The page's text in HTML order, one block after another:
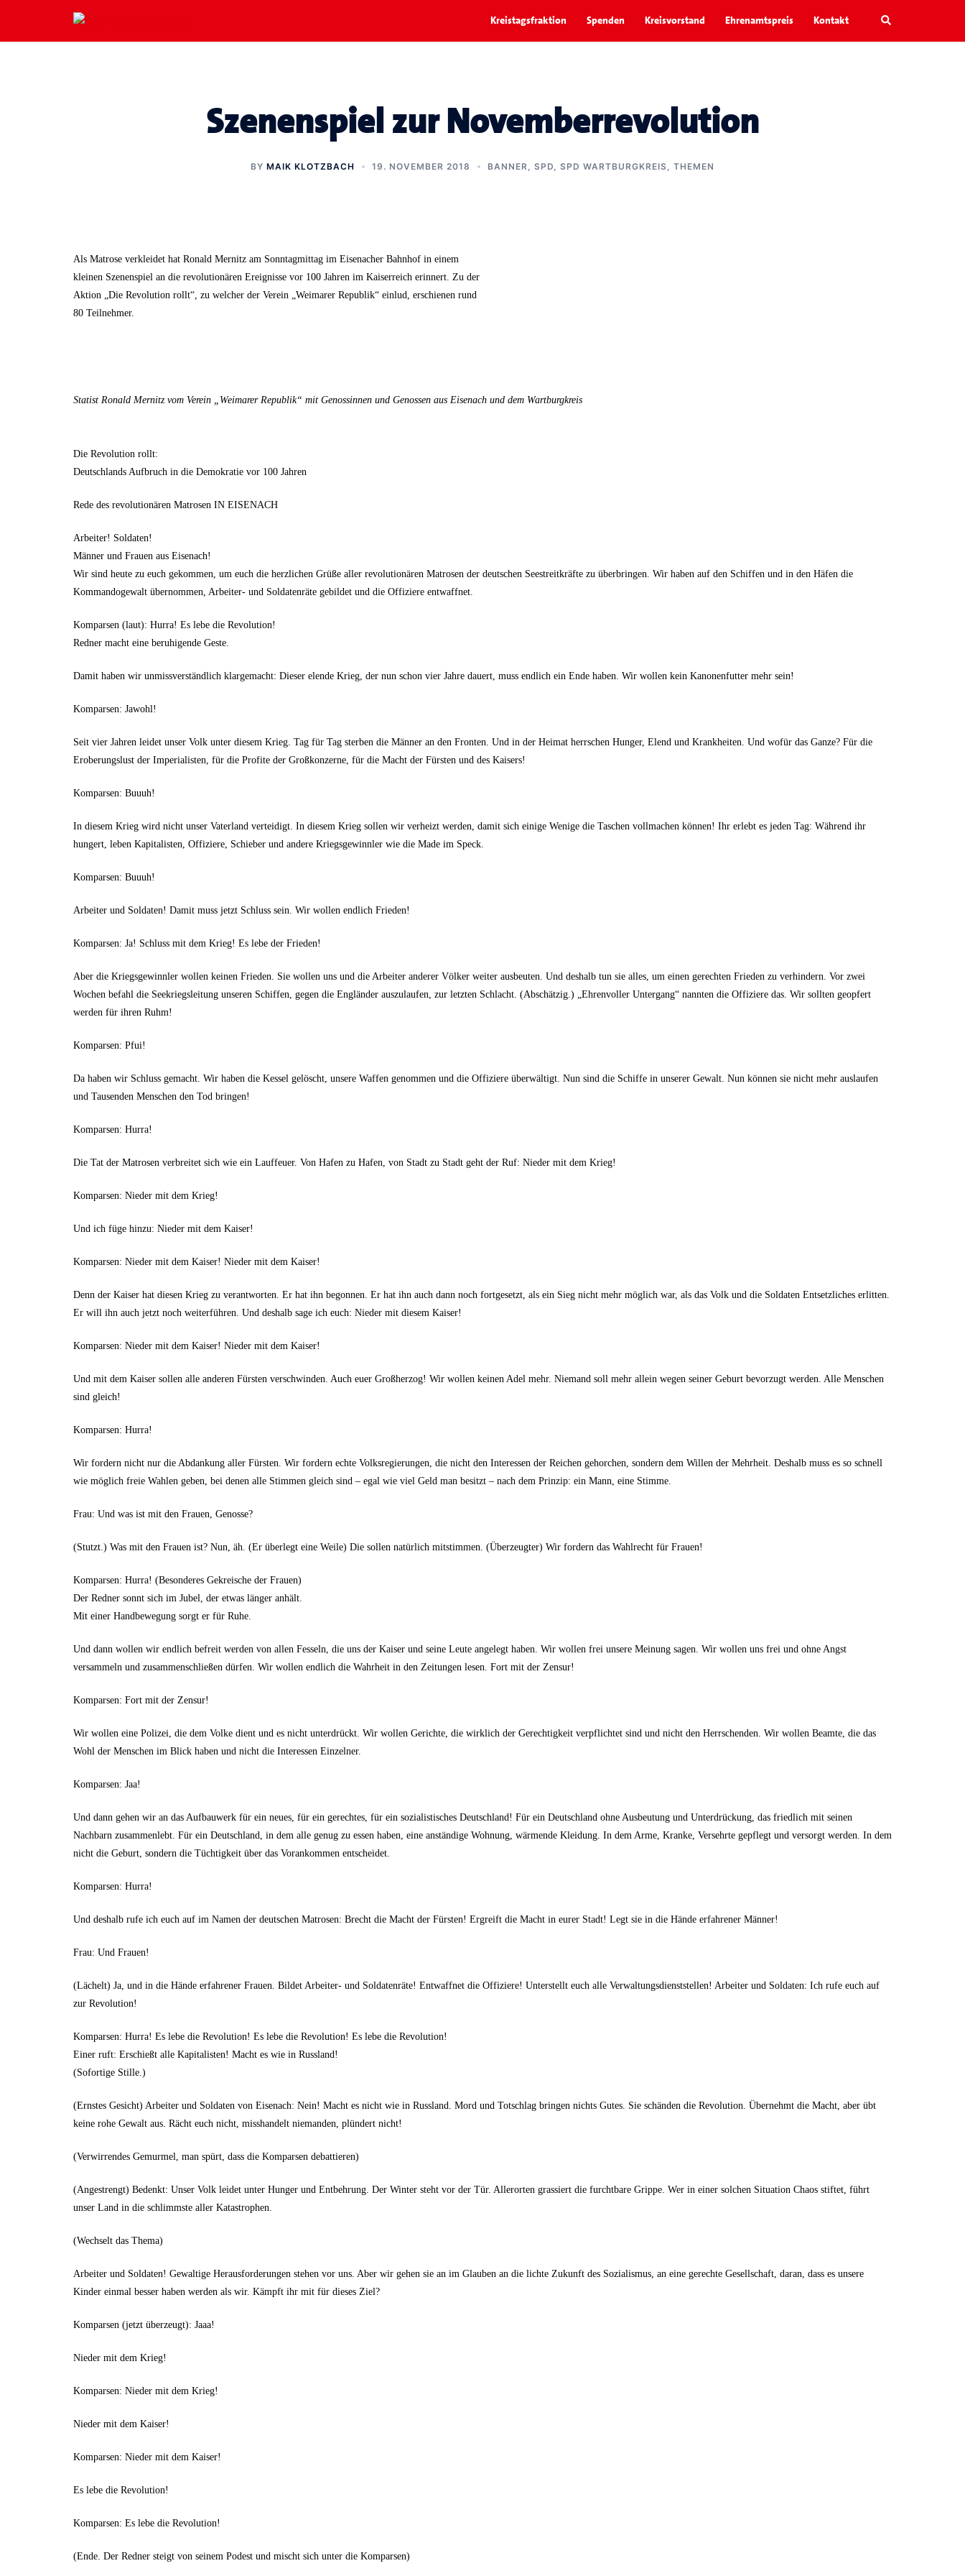
springen
Kreistagsfraktion Spenden Kreisvorstand Ehrenamtspreis Kontakt Search
Szenenspiel zur Novemberrevolution
BY MAIK KLOTZBACH 19. NOVEMBER 2018 BANNER SPD SPD WARTBURGKREIS THEMEN
Als Matrose verkleidet hat Ronald Mernitz am Sonntagmittag im Eisenacher Bahnhof in einem
kleinen Szenenspiel an die revolutionären Ereignisse vor 100 Jahren im Kaiserreich erinnert. Zu der
Aktion „Die Revolution rollt“, zu welcher der Verein „Weimarer Republik“ einlud, erschienen rund
80 Teilnehmer.
Statist Ronald Mernitz vom Verein „Weimarer Republik“ mit Genossinnen und Genossen aus Eisenach und dem Wartburgkreis
Die Revolution rollt:
Deutschlands Aufbruch in die Demokratie vor 100 Jahren
Rede des revolutionären Matrosen IN EISENACH
Arbeiter! Soldaten!
Männer und Frauen aus Eisenach!
Wir sind heute zu euch gekommen, um euch die herzlichen Grüße aller revolutionären Matrosen der deutschen Seestreitkräfte zu überbringen. Wir haben auf den Schiffen und in den Häfen die
Kommandogewalt übernommen, Arbeiter- und Soldatenräte gebildet und die Offiziere entwaffnet.
Komparsen (laut): Hurra! Es lebe die Revolution!
Redner macht eine beruhigende Geste.
Damit haben wir unmissverständlich klargemacht: Dieser elende Krieg, der nun schon vier Jahre dauert, muss endlich ein Ende haben. Wir wollen kein Kanonenfutter mehr sein!
Komparsen: Jawohl!
Seit vier Jahren leidet unser Volk unter diesem Krieg. Tag für Tag sterben die Männer an den Fronten. Und in der Heimat herrschen Hunger, Elend und Krankheiten. Und wofür das Ganze? Für die
Eroberungslust der Imperialisten, für die Profite der Großkonzerne, für die Macht der Fürsten und des Kaisers!
Komparsen: Buuuh!
In diesem Krieg wird nicht unser Vaterland verteidigt. In diesem Krieg sollen wir verheizt werden, damit sich einige Wenige die Taschen vollmachen können! Ihr erlebt es jeden Tag: Während ihr
hungert, leben Kapitalisten, Offiziere, Schieber und andere Kriegsgewinnler wie die Made im Speck.
Komparsen: Buuuh!
Arbeiter und Soldaten! Damit muss jetzt Schluss sein. Wir wollen endlich Frieden!
Komparsen: Ja! Schluss mit dem Krieg! Es lebe der Frieden!
Aber die Kriegsgewinnler wollen keinen Frieden. Sie wollen uns und die Arbeiter anderer Völker weiter ausbeuten. Und deshalb tun sie alles, um einen gerechten Frieden zu verhindern. Vor zwei
Wochen befahl die Seekriegsleitung unseren Schiffen, gegen die Engländer auszulaufen, zur letzten Schlacht. (Abschätzig.) „Ehrenvoller Untergang“ nannten die Offiziere das. Wir sollten geopfert
werden für ihren Ruhm!
Komparsen: Pfui!
Da haben wir Schluss gemacht. Wir haben die Kessel gelöscht, unsere Waffen genommen und die Offiziere überwältigt. Nun sind die Schiffe in unserer Gewalt. Nun können sie nicht mehr auslaufen
und Tausenden Menschen den Tod bringen!
Komparsen: Hurra!
Die Tat der Matrosen verbreitet sich wie ein Lauffeuer. Von Hafen zu Hafen, von Stadt zu Stadt geht der Ruf: Nieder mit dem Krieg!
Komparsen: Nieder mit dem Krieg!
Und ich füge hinzu: Nieder mit dem Kaiser!
Komparsen: Nieder mit dem Kaiser! Nieder mit dem Kaiser!
Denn der Kaiser hat diesen Krieg zu verantworten. Er hat ihn begonnen. Er hat ihn auch dann noch fortgesetzt, als ein Sieg nicht mehr möglich war, als das Volk und die Soldaten Entsetzliches erlitten.
Er will ihn auch jetzt noch weiterführen. Und deshalb sage ich euch: Nieder mit diesem Kaiser!
Komparsen: Nieder mit dem Kaiser! Nieder mit dem Kaiser!
Und mit dem Kaiser sollen alle anderen Fürsten verschwinden. Auch euer Großherzog! Wir wollen keinen Adel mehr. Niemand soll mehr allein wegen seiner Geburt bevorzugt werden. Alle Menschen
sind gleich!
Komparsen: Hurra!
Wir fordern nicht nur die Abdankung aller Fürsten. Wir fordern echte Volksregierungen, die nicht den Interessen der Reichen gehorchen, sondern dem Willen der Mehrheit. Deshalb muss es so schnell
wie möglich freie Wahlen geben, bei denen alle Stimmen gleich sind – egal wie viel Geld man besitzt – nach dem Prinzip: ein Mann, eine Stimme.
Frau: Und was ist mit den Frauen, Genosse?
(Stutzt.) Was mit den Frauen ist? Nun, äh. (Er überlegt eine Weile) Die sollen natürlich mitstimmen. (Überzeugter) Wir fordern das Wahlrecht für Frauen!
Komparsen: Hurra! (Besonderes Gekreische der Frauen)
Der Redner sonnt sich im Jubel, der etwas länger anhält.
Mit einer Handbewegung sorgt er für Ruhe.
Und dann wollen wir endlich befreit werden von allen Fesseln, die uns der Kaiser und seine Leute angelegt haben. Wir wollen frei unsere Meinung sagen. Wir wollen uns frei und ohne Angst
versammeln und zusammenschließen dürfen. Wir wollen endlich die Wahrheit in den Zeitungen lesen. Fort mit der Zensur!
Komparsen: Fort mit der Zensur!
Wir wollen eine Polizei, die dem Volke dient und es nicht unterdrückt. Wir wollen Gerichte, die wirklich der Gerechtigkeit verpflichtet sind und nicht den Herrschenden. Wir wollen Beamte, die das
Wohl der Menschen im Blick haben und nicht die Interessen Einzelner.
Komparsen: Jaa!
Und dann gehen wir an das Aufbauwerk für ein neues, für ein gerechtes, für ein sozialistisches Deutschland! Für ein Deutschland ohne Ausbeutung und Unterdrückung, das friedlich mit seinen
Nachbarn zusammenlebt. Für ein Deutschland, in dem alle genug zu essen haben, eine anständige Wohnung, wärmende Kleidung. In dem Arme, Kranke, Versehrte gepflegt und versorgt werden. In dem
nicht die Geburt, sondern die Tüchtigkeit über das Vorankommen entscheidet.
Komparsen: Hurra!
Und deshalb rufe ich euch auf im Namen der deutschen Matrosen: Brecht die Macht der Fürsten! Ergreift die Macht in eurer Stadt! Legt sie in die Hände erfahrener Männer!
Frau: Und Frauen!
(Lächelt) Ja, und in die Hände erfahrener Frauen. Bildet Arbeiter- und Soldatenräte! Entwaffnet die Offiziere! Unterstellt euch alle Verwaltungsdienststellen! Arbeiter und Soldaten: Ich rufe euch auf
zur Revolution!
Komparsen: Hurra! Es lebe die Revolution! Es lebe die Revolution! Es lebe die Revolution!
Einer ruft: Erschießt alle Kapitalisten! Macht es wie in Russland!
(Sofortige Stille.)
(Ernstes Gesicht) Arbeiter und Soldaten von Eisenach: Nein! Macht es nicht wie in Russland. Mord und Totschlag bringen nichts Gutes. Sie schänden die Revolution. Übernehmt die Macht, aber übt
keine rohe Gewalt aus. Rächt euch nicht, misshandelt niemanden, plündert nicht!
(Verwirrendes Gemurmel, man spürt, dass die Komparsen debattieren)
(Angestrengt) Bedenkt: Unser Volk leidet unter Hunger und Entbehrung. Der Winter steht vor der Tür. Allerorten grassiert die furchtbare Grippe. Wer in einer solchen Situation Chaos stiftet, führt
unser Land in die schlimmste aller Katastrophen.
(Wechselt das Thema)
Arbeiter und Soldaten! Gewaltige Herausforderungen stehen vor uns. Aber wir gehen sie an im Glauben an die lichte Zukunft des Sozialismus, an eine gerechte Gesellschaft, daran, dass es unsere
Kinder einmal besser haben werden als wir. Kämpft ihr mit für dieses Ziel?
Komparsen (jetzt überzeugt): Jaaa!
Nieder mit dem Krieg!
Komparsen: Nieder mit dem Krieg!
Nieder mit dem Kaiser!
Komparsen: Nieder mit dem Kaiser!
Es lebe die Revolution!
Komparsen: Es lebe die Revolution!
(Ende. Der Redner steigt von seinem Podest und mischt sich unter die Komparsen)